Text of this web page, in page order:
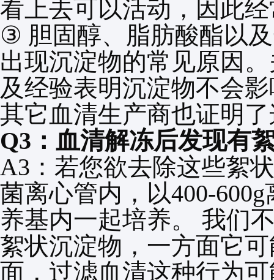
看上去可以活动，因此
③ 胆固醇、脂肪酸酯以
出现沉淀物的常见原因
及经验表明沉淀物不会
其它血清生产商也证明
Q3 ：血清解冻后发现有
A3 ：若您欲去除这些絮
菌离心管内，以400-600g
养基内一起培养。
我们
絮状沉淀物，一方面它
面，过滤血清这种行为